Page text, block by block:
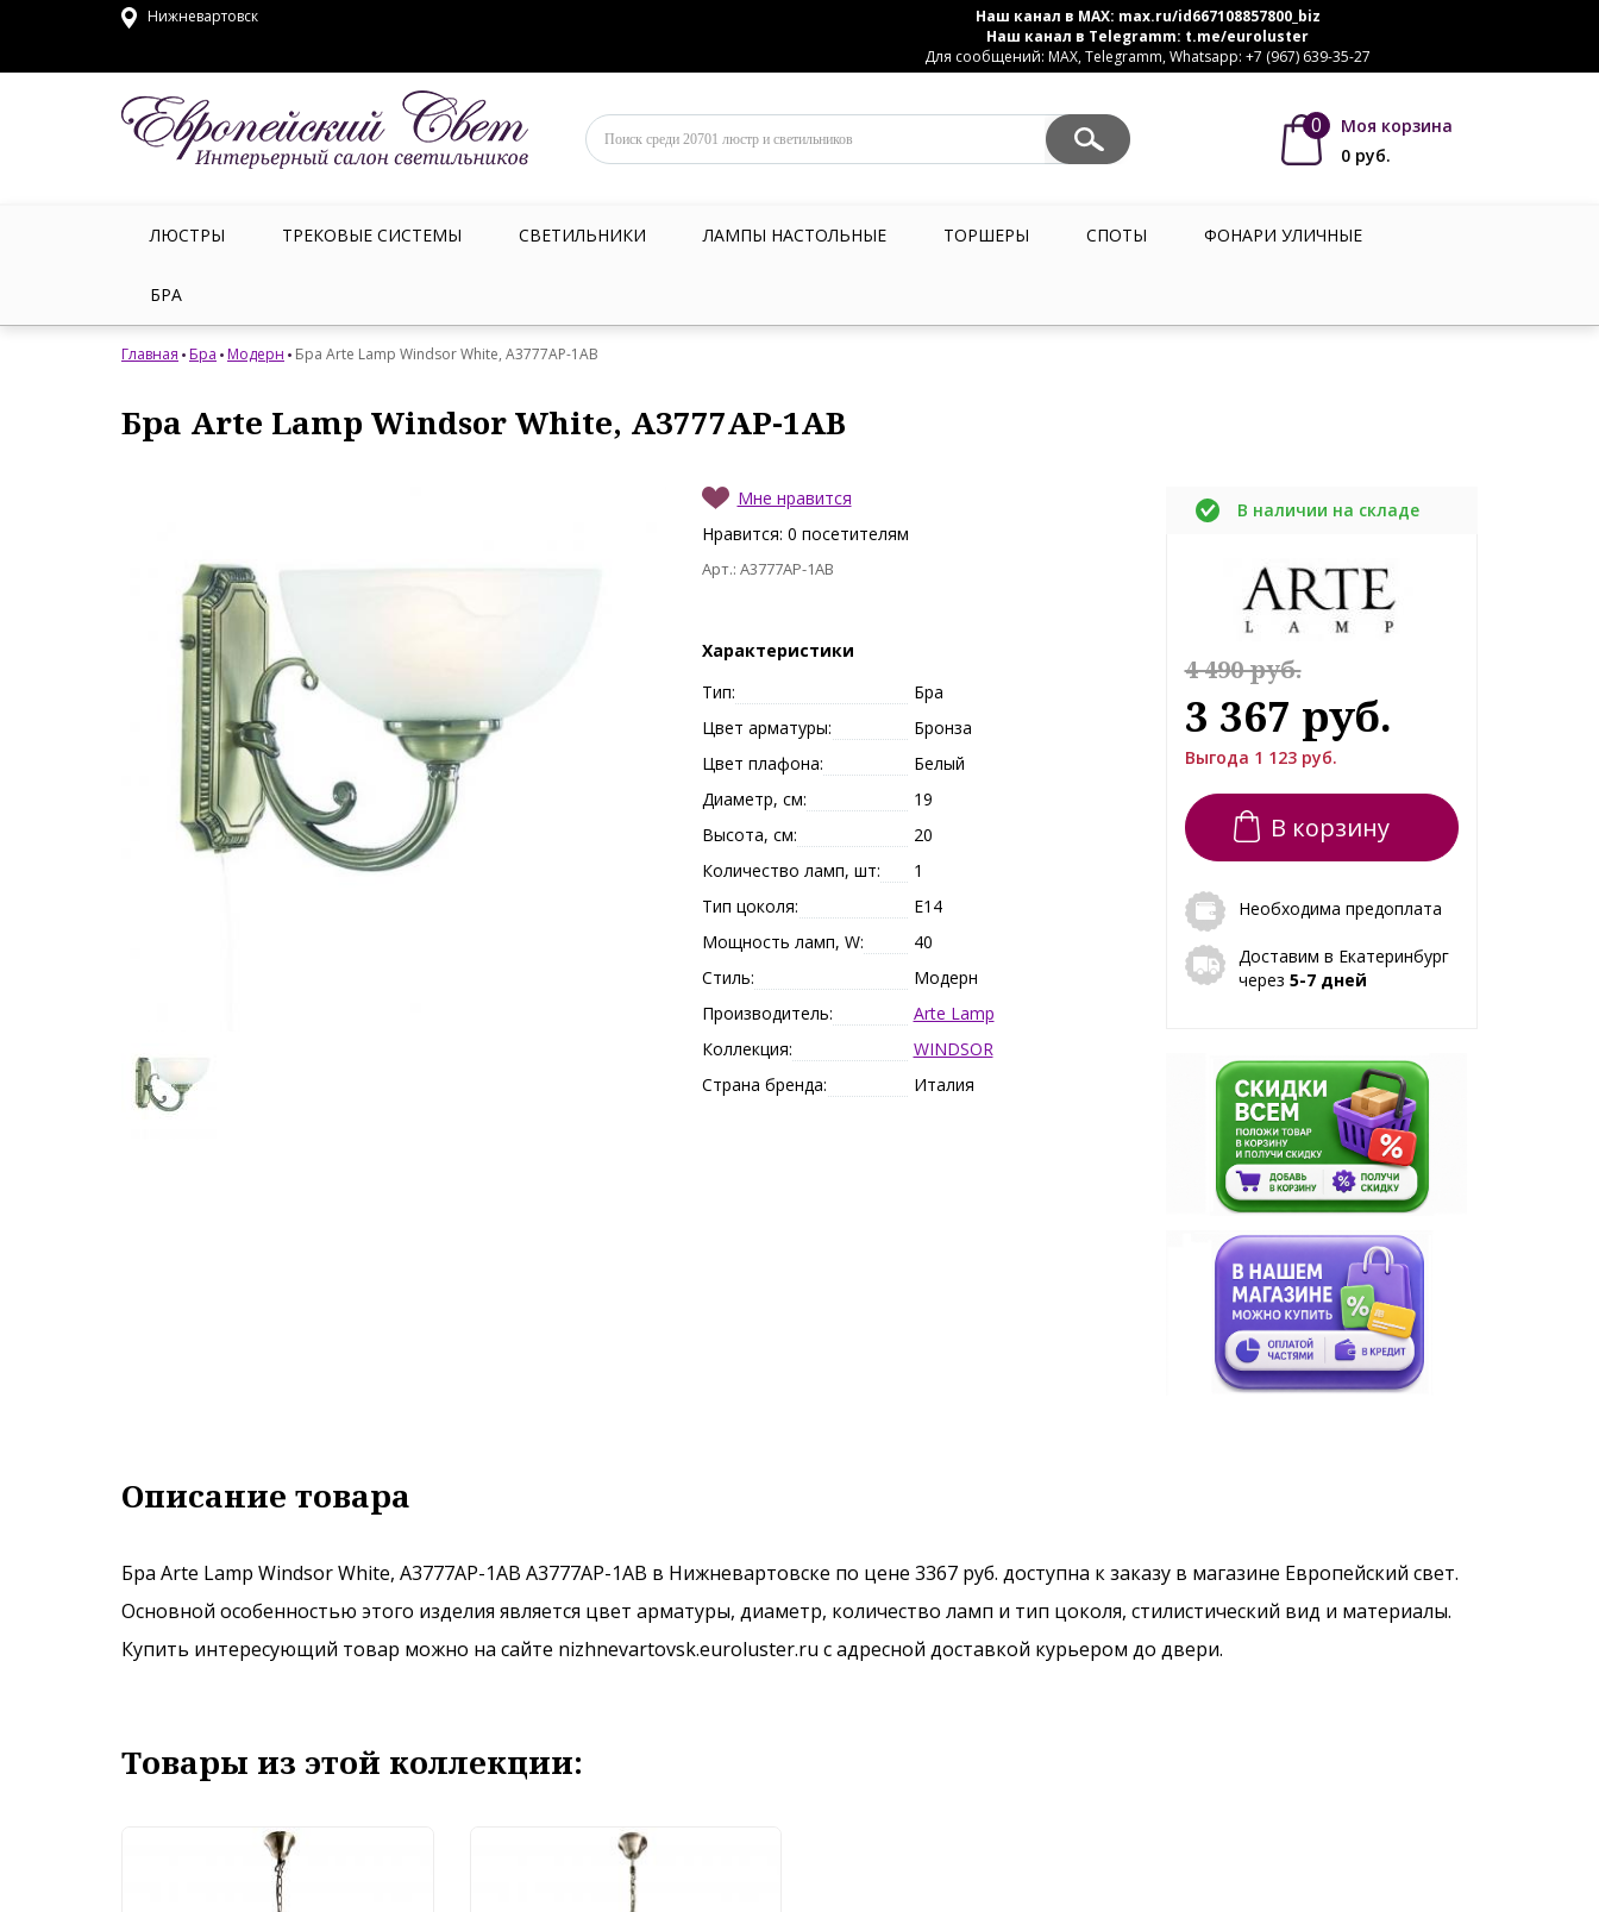
Нижневартовск Наш канал в MAX: max.ru/id667108857800_biz
Наш канал в Telegramm: t.me/euroluster
Для сообщений: MAX, Telegramm, Whatsapp: +7 (967) 639-35-27
0
Моя корзина
0 руб.
ЛЮСТРЫ ТРЕКОВЫЕ СИСТЕМЫ СВЕТИЛЬНИКИ ЛАМПЫ НАСТОЛЬНЫЕ ТОРШЕРЫ СПОТЫ ФОНАРИ УЛИЧНЫЕ
БРА
Главная Бра Модерн Бра Arte Lamp Windsor White, A3777AP-1AB
Бра Arte Lamp Windsor White, A3777AP-1AB
Мне нравится
Нравится: 0 посетителям
Арт.: A3777AP-1AB
Характеристики
Тип:
Бра
Цвет арматуры:
Бронза
Цвет плафона:
Белый
Диаметр, см:
19
Высота, см:
20
Количество ламп, шт:
1
Тип цоколя:
E14
Мощность ламп, W:
40
Стиль:
Модерн
Производитель:
Arte Lamp
Коллекция:
WINDSOR
Страна бренда:
Италия
В наличии на складе
4 490 руб.
3 367 руб.
Выгода 1 123 руб.
В корзину
Необходима предоплата
Доставим в Екатеринбург
через 5-7 дней
Описание товара
Бра Arte Lamp Windsor White, A3777AP-1AB A3777AP-1AB в Нижневартовске по цене 3367 руб. доступна к заказу в магазине Европейский свет.
Основной особенностью этого изделия является цвет арматуры, диаметр, количество ламп и тип цоколя, стилистический вид и материалы.
Купить интересующий товар можно на сайте nizhnevartovsk.euroluster.ru с адресной доставкой курьером до двери.
Товары из этой коллекции:
Люстра Arte Lamp
Windsor A3777LM-3-2AB